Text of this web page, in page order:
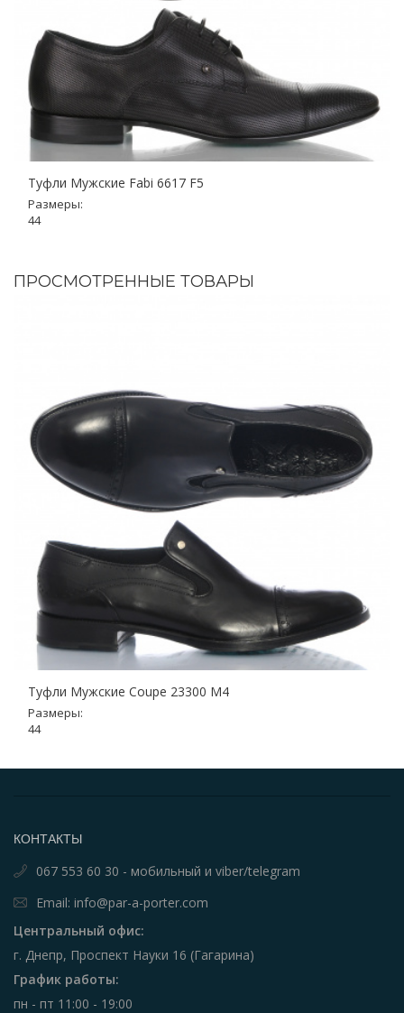
Туфли Мужские Fabi 6617 F5
Размеры:
44
ПРОСМОТРЕННЫЕ ТОВАРЫ
Туфли Мужские Coupe 23300 M4
Размеры:
44
КОНТАКТЫ
067 553 60 30 - мобильный и viber/telegram
Email: info@par-a-porter.com
Центральный офис:
г. Днепр, Проспект Науки 16 (Гагарина)
График работы:
пн - пт 11:00 - 19:00